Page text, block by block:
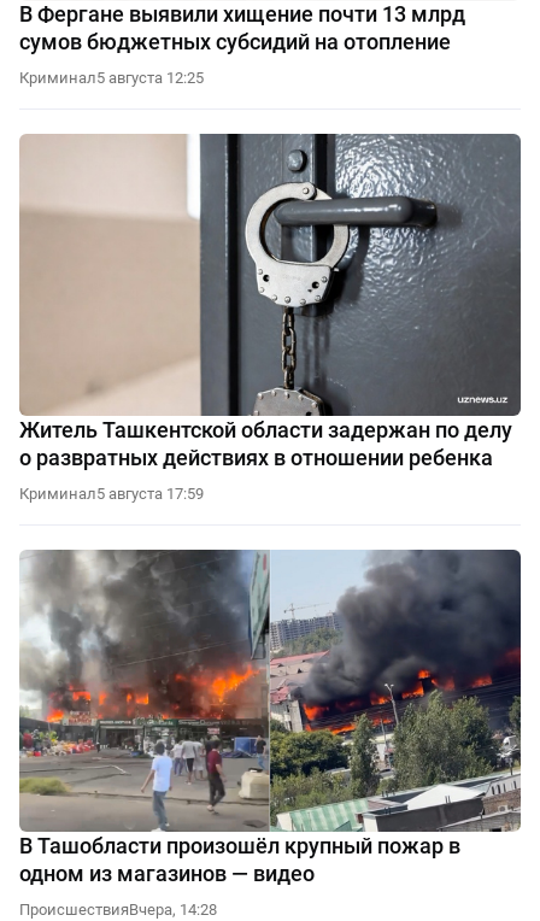
В Фергане выявили хищение почти 13 млрд
сумов бюджетных субсидий на отопление
Криминал5 августа 12:25
Житель Ташкентской области задержан по делу
о развратных действиях в отношении ребенка
Криминал5 августа 17:59
В Ташобласти произошёл крупный пожар в
одном из магазинов — видео
ПроисшествияВчера, 14:28